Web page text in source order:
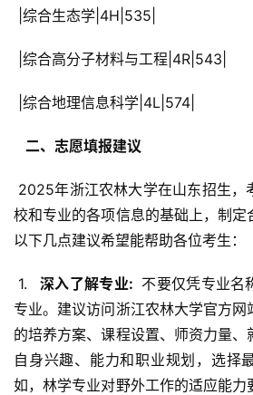
|综合生态学|4H|535|
|综合高分子材料与工程|4R|543|
|综合地理信息科学|4L|574|
  二、志愿填报建议
校和专业的各项信息的基础上，制定
以下几点建议希望能帮助各位考生：
1.
  深入了解专业:
不要仅凭专业名
专业。建议访问浙江农林大学官方网
的培养方案、课程设置、师资力量
自身兴趣、能力和职业规划，选择
如，林学专业对野外工作的适应能力